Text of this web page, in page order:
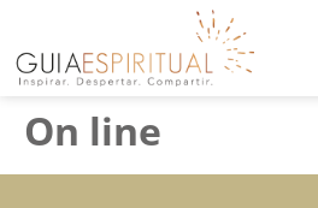
On line